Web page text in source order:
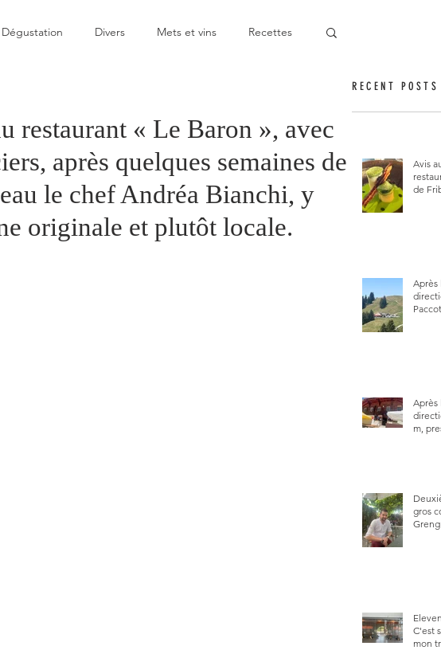
Dégustation Divers Mets et vins Recettes
Décevant Semie-gastronomique
Bistronomie Coup de gueule
restaurant « Le Baron », avec
après quelques semaines de
le chef Andréa Bianchi, y
originale et plutôt locale.
RECENT POSTS
Avis
de
Après
Après
m,
gros
Greng
C'est
mon